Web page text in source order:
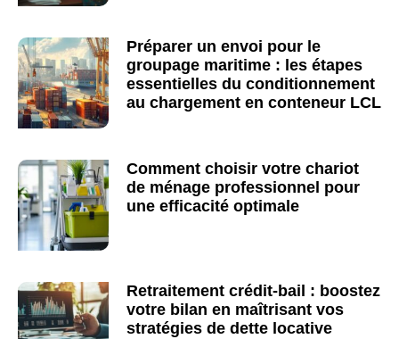
Préparer un envoi pour le
groupage maritime : les étapes
essentielles du conditionnement
au chargement en conteneur LCL
Comment choisir votre chariot
de ménage professionnel pour
une efficacité optimale
Retraitement crédit-bail : boostez
votre bilan en maîtrisant vos
stratégies de dette locative